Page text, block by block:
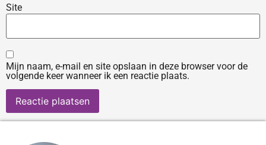
Site
Mijn naam, e-mail en site opslaan in deze browser voor de
volgende keer wanneer ik een reactie plaats.